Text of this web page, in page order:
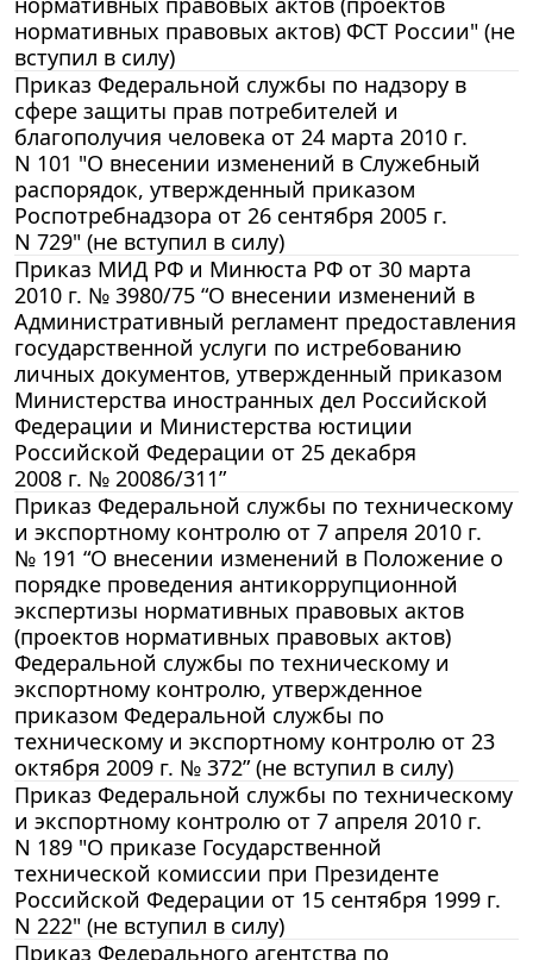
нормативных правовых актов) ФСТ России" (не
вступил в силу)
Приказ Федеральной службы по надзору в
сфере защиты прав потребителей и
благополучия человека от 24 марта 2010 г.
N 101 "О внесении изменений в Служебный
распорядок, утвержденный приказом
Роспотребнадзора от 26 сентября 2005 г.
N 729" (не вступил в силу)
Приказ МИД РФ и Минюста РФ от 30 марта
2010 г. № 3980/75 “О внесении изменений в
Административный регламент предоставления
государственной услуги по истребованию
личных документов, утвержденный приказом
Министерства иностранных дел Российской
Федерации и Министерства юстиции
Российской Федерации от 25 декабря
2008 г. № 20086/311”
Приказ Федеральной службы по техническому
и экспортному контролю от 7 апреля 2010 г.
№ 191 “О внесении изменений в Положение о
порядке проведения антикоррупционной
экспертизы нормативных правовых актов
(проектов нормативных правовых актов)
Федеральной службы по техническому и
экспортному контролю, утвержденное
приказом Федеральной службы по
техническому и экспортному контролю от 23
октября 2009 г. № 372” (не вступил в силу)
Приказ Федеральной службы по техническому
и экспортному контролю от 7 апреля 2010 г.
N 189 "О приказе Государственной
технической комиссии при Президенте
Российской Федерации от 15 сентября 1999 г.
N 222" (не вступил в силу)
Приказ Федерального агентства по